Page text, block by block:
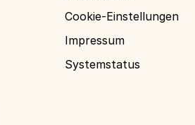
Cookie-Einstellungen
Impressum
Systemstatus